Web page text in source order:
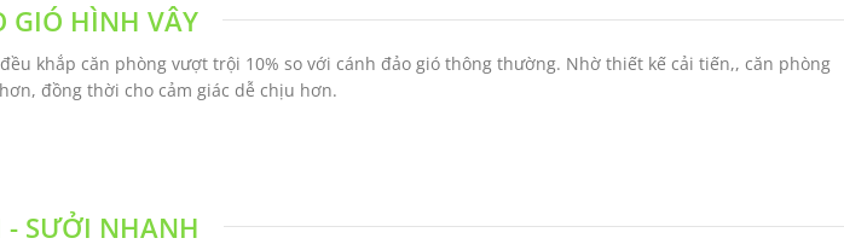
GIÓ HÌNH VÂY
khắp căn phòng vượt trội 10% so với cánh đảo gió thông thường. Nhờ thiết kế cải tiến,, căn phòng
đồng thời cho cảm giác dễ chịu hơn.
- SƯỞI NHANH